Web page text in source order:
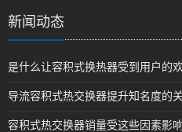
新闻动态
是什么让容积式换热器受到用户的欢
导流容积式热交换器提升知名度的
容积式热交换器销量受这些因素影响